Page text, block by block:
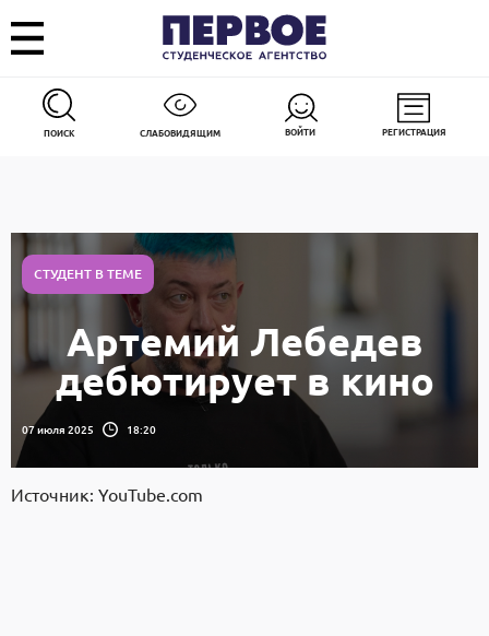
ПОИСК СЛАБОВИДЯЩИМ ВОЙТИ РЕГИСТРАЦИЯ
СТУДЕНТ В ТЕМЕ
Артемий Лебедев
дебютирует в кино
07 июля 2025 18:20
Источник: YouTube.com